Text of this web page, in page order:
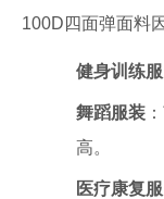
100D四面弹面料
健身训练服
舞蹈服装
高。
医疗康复服